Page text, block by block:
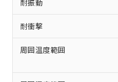
耐振動
耐衝撃
周囲温度範囲
正式な納
様のお取
ムロン制
オムロン
販
但し、RoHS指令で
適用除外項目は除く。
フタル酸エステル類
図的な使用がないこ
DBP(フタル酸ジブ
イソブチル) :
DEHP(フタル酸ビ
全に破砕
いよう必
当社は貴
ル、化学
武器並び
一定
－
在庫
いて
たは